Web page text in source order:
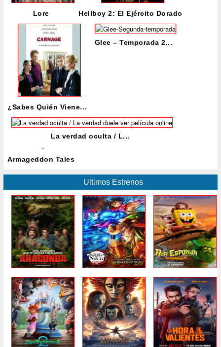
Lore Hellboy 2: El Ejército Dorado
¿Sabes Quién Viene...
Glee – Temporada 2...
La verdad oculta / L...
Armageddon Tales
Ultimos Estrenos